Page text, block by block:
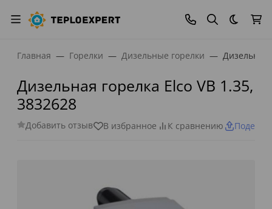
Темная
Главная Горелки Дизельные горелки Дизельная
Дизельная горелка Elco VB 1.35,
3832628
Добавить отзыв В избранное К сравнению